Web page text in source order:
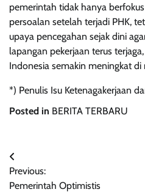
pemerintah tidak hanya
persoalan setelah terjadi PHK,
upaya pencegahan sejak dini
lapangan pekerjaan terus
Indonesia semakin meningkat
*) Penulis Isu Ketenagakerjaan
Posted in BERITA TERBARU
Navigasi
pos
Previous:
Pemerintah Optimistis